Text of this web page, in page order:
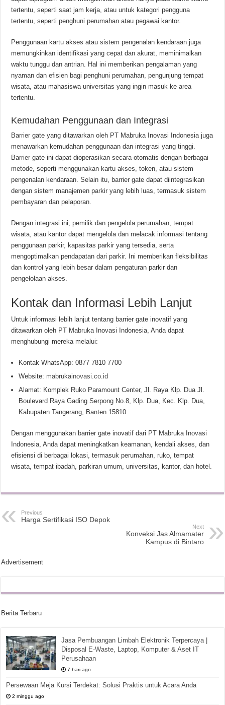
tertentu, seperti saat jam kerja, atau untuk kategori pengguna
tertentu, seperti penghuni perumahan atau pegawai kantor.
Penggunaan kartu akses atau sistem pengenalan kendaraan juga
memungkinkan identifikasi yang cepat dan akurat, meminimalkan
waktu tunggu dan antrian. Hal ini memberikan pengalaman yang
nyaman dan efisien bagi penghuni perumahan, pengunjung tempat
wisata, atau mahasiswa universitas yang ingin masuk ke area
tertentu.
Kemudahan Penggunaan dan Integrasi
Barrier gate yang ditawarkan oleh PT Mabruka Inovasi Indonesia juga
menawarkan kemudahan penggunaan dan integrasi yang tinggi.
Barrier gate ini dapat dioperasikan secara otomatis dengan berbagai
metode, seperti menggunakan kartu akses, token, atau sistem
pengenalan kendaraan. Selain itu, barrier gate dapat diintegrasikan
dengan sistem manajemen parkir yang lebih luas, termasuk sistem
pembayaran dan pelaporan.
Dengan integrasi ini, pemilik dan pengelola perumahan, tempat
wisata, atau kantor dapat mengelola dan melacak informasi tentang
penggunaan parkir, kapasitas parkir yang tersedia, serta
mengoptimalkan pendapatan dari parkir. Ini memberikan fleksibilitas
dan kontrol yang lebih besar dalam pengaturan parkir dan
pengelolaan akses.
Kontak dan Informasi Lebih Lanjut
Untuk informasi lebih lanjut tentang barrier gate inovatif yang
ditawarkan oleh PT Mabruka Inovasi Indonesia, Anda dapat
menghubungi mereka melalui:
Kontak WhatsApp: 0877 7810 7700
Website: mabrukainovasi.co.id
Alamat: Komplek Ruko Paramount Center, Jl. Raya Klp. Dua Jl.
Boulevard Raya Gading Serpong No.8, Klp. Dua, Kec. Klp. Dua,
Kabupaten Tangerang, Banten 15810
Dengan menggunakan barrier gate inovatif dari PT Mabruka Inovasi
Indonesia, Anda dapat meningkatkan keamanan, kendali akses, dan
efisiensi di berbagai lokasi, termasuk perumahan, ruko, tempat
wisata, tempat ibadah, parkiran umum, universitas, kantor, dan hotel.
Previous
Harga Sertifikasi ISO Depok
Next
Konveksi Jas Almamater
Kampus di Bintaro
Advertisement
Berita Terbaru
Jasa Pembuangan Limbah Elektronik Terpercaya |
Disposal E-Waste, Laptop, Komputer & Aset IT
Perusahaan
7 hari ago
Persewaan Meja Kursi Terdekat: Solusi Praktis untuk Acara Anda
2 minggu ago